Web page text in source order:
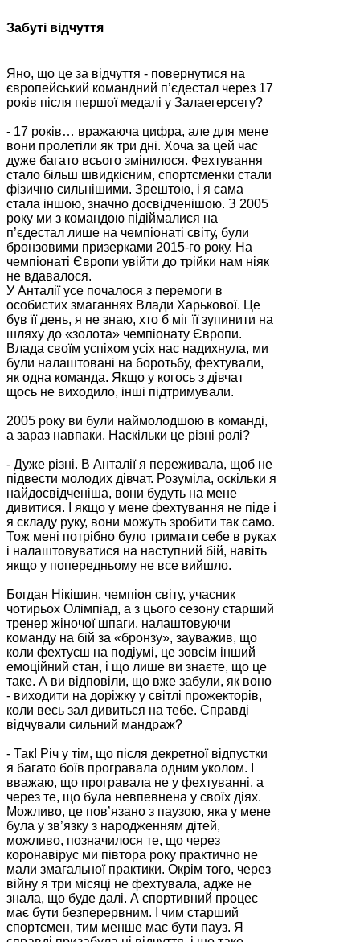
Забуті відчуття
Яно, що це за відчуття - повернутися на
європейський командний п’єдестал через 17
років після першої медалі у Залаегерсегу?
- 17 років… вражаюча цифра, але для мене
вони пролетіли як три дні. Хоча за цей час
дуже багато всього змінилося. Фехтування
стало більш швидкісним, спортсменки стали
фізично сильнішими. Зрештою, і я сама
стала іншою, значно досвідченішою. З 2005
року ми з командою підіймалися на
п’єдестал лише на чемпіонаті світу, були
бронзовими призерками 2015-го року. На
чемпіонаті Європи увійти до трійки нам ніяк
не вдавалося.
У Анталії усе почалося з перемоги в
особистих змаганнях Влади Харькової. Це
був її день, я не знаю, хто б міг її зупинити на
шляху до «золота» чемпіонату Європи.
Влада своїм успіхом усіх нас надихнула, ми
були налаштовані на боротьбу, фехтували,
як одна команда. Якщо у когось з дівчат
щось не виходило, інші підтримували.
2005 року ви були наймолодшою в команді,
а зараз навпаки. Наскільки це різні ролі?
- Дуже різні. В Анталії я переживала, щоб не
підвести молодих дівчат. Розуміла, оскільки я
найдосвідченіша, вони будуть на мене
дивитися. І якщо у мене фехтування не піде і
я складу руку, вони можуть зробити так само.
Тож мені потрібно було тримати себе в руках
і налаштовуватися на наступний бій, навіть
якщо у попередньому не все вийшло.
Богдан Нікішин, чемпіон світу, учасник
чотирьох Олімпіад, а з цього сезону старший
тренер жіночої шпаги, налаштовуючи
команду на бій за «бронзу», зауважив, що
коли фехтуєш на подіумі, це зовсім інший
емоційний стан, і що лише ви знаєте, що це
таке. А ви відповіли, що вже забули, як воно
- виходити на доріжку у світлі прожекторів,
коли весь зал дивиться на тебе. Справді
відчували сильний мандраж?
- Так! Річ у тім, що після декретної відпустки
я багато боїв програвала одним уколом. І
вважаю, що програвала не у фехтуванні, а
через те, що була невпевнена у своїх діях.
Можливо, це пов’язано з паузою, яка у мене
була у зв’язку з народженням дітей,
можливо, позначилося те, що через
коронавірус ми півтора року практично не
мали змагальної практики. Окрім того, через
війну я три місяці не фехтувала, адже не
знала, що буде далі. А спортивний процес
має бути безперервним. І чим старший
спортсмен, тим менше має бути пауз. Я